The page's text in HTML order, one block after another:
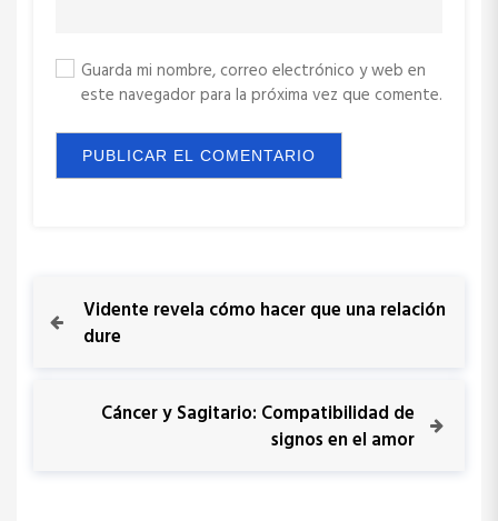
Guarda mi nombre, correo electrónico y web en
este navegador para la próxima vez que comente.
P
r
Vidente revela cómo hacer que una relación
dure
t
Cáncer y Sagitario: Compatibilidad de
signos en el amor